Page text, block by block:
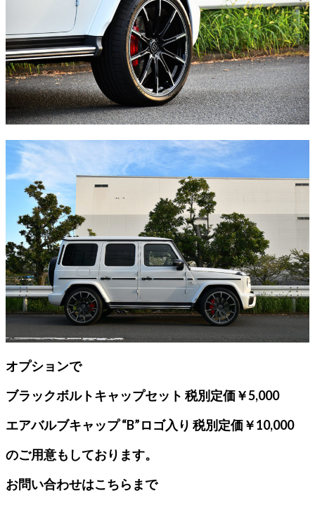
オプションで
ブラックボルトキャップセット 税別定価￥5,000
エアバルブキャップ “B”ロゴ入り 税別定価￥10,000
のご用意もしております。
お問い合わせはこちらまで